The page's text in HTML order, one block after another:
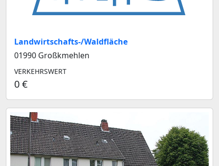
Landwirtschafts-/Waldfläche
01990 Großkmehlen
VERKEHRSWERT
0 €